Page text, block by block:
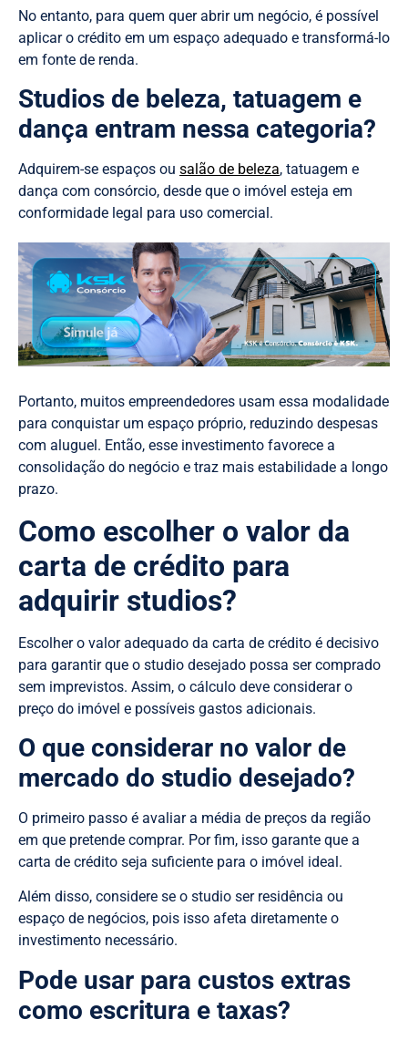
No entanto, para quem quer abrir um negócio, é possível
aplicar o crédito em um espaço adequado e transformá-lo
em fonte de renda.
Studios de beleza, tatuagem e
dança entram nessa categoria?
Adquirem-se espaços ou salão de beleza, tatuagem e
dança com consórcio, desde que o imóvel esteja em
conformidade legal para uso comercial.
Portanto, muitos empreendedores usam essa modalidade
para conquistar um espaço próprio, reduzindo despesas
com aluguel. Então, esse investimento favorece a
consolidação do negócio e traz mais estabilidade a longo
prazo.
Como escolher o valor da
carta de crédito para
adquirir studios?
Escolher o valor adequado da carta de crédito é decisivo
para garantir que o studio desejado possa ser comprado
sem imprevistos. Assim, o cálculo deve considerar o
preço do imóvel e possíveis gastos adicionais.
O que considerar no valor de
mercado do studio desejado?
O primeiro passo é avaliar a média de preços da região
em que pretende comprar. Por fim, isso garante que a
carta de crédito seja suficiente para o imóvel ideal.
Além disso, considere se o studio ser residência ou
espaço de negócios, pois isso afeta diretamente o
investimento necessário.
Pode usar para custos extras
como escritura e taxas?